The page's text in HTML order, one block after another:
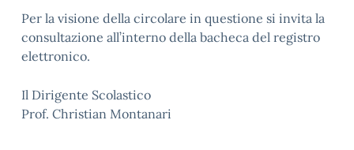
Per la visione della circolare in questione si invita la
consultazione all’interno della bacheca del registro
elettronico.
Il Dirigente Scolastico
Prof. Christian Montanari